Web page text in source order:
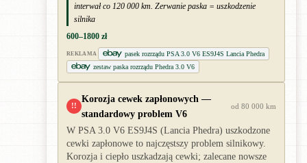
interwał co 120 000 km. Zerwanie paska = uszkodzenie
silnika
600–1800 zł
REKLAMA
pasek rozrządu PSA 3.0 V6 ES9J4S Lancia Phedra
zestaw paska rozrządu Phedra 3.0 V6
!!
Korozja cewek zapłonowych —
standardowy problem V6
od 80 000 km
W PSA 3.0 V6 ES9J4S (Lancia Phedra) uszkodzone
cewki zapłonowe to najczęstszy problem silnikowy.
Korozja i ciepło uszkadzają cewki; zalecane nowsze